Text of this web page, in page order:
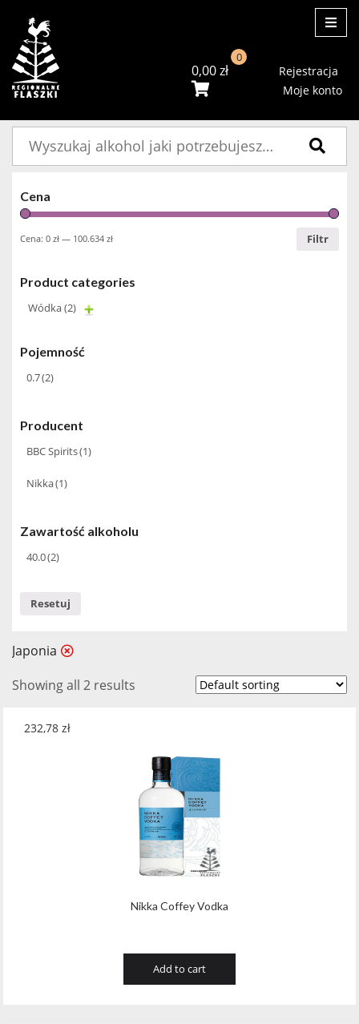
0,00zł
0
Rejestracja
Moje konto
Cena
Filtr
Cena: 0 zł — 100.634 zł
Product categories
Wódka(2)
Pojemność
0.7(2)
Producent
BBC Spirits(1)
Nikka(1)
Zawartość alkoholu
40.0(2)
Resetuj
Japonia
Showing all 2 results
Nikka Coffey Vodka
232,78 zł
Add to cart